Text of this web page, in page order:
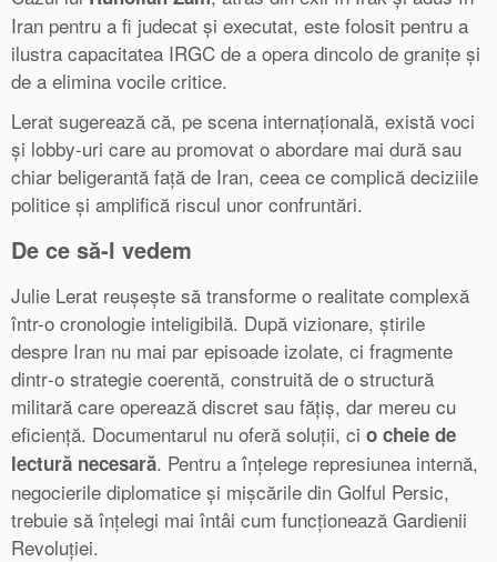
Iran pentru a fi judecat și executat, este folosit pentru a
ilustra capacitatea IRGC de a opera dincolo de granițe și
de a elimina vocile critice.
Lerat sugerează că, pe scena internațională, există voci
și lobby-uri care au promovat o abordare mai dură sau
chiar beligerantă față de Iran, ceea ce complică deciziile
politice și amplifică riscul unor confruntări.
De ce să-l vedem
Julie Lerat reușește să transforme o realitate complexă
într-o cronologie inteligibilă. După vizionare, știrile
despre Iran nu mai par episoade izolate, ci fragmente
dintr‑o strategie coerentă, construită de o structură
militară care operează discret sau fățiș, dar mereu cu
eficiență. Documentarul nu oferă soluții, ci o cheie de
lectură necesară. Pentru a înțelege represiunea internă,
negocierile diplomatice și mișcările din Golful Persic,
trebuie să înțelegi mai întâi cum funcționează Gardienii
Revoluției.